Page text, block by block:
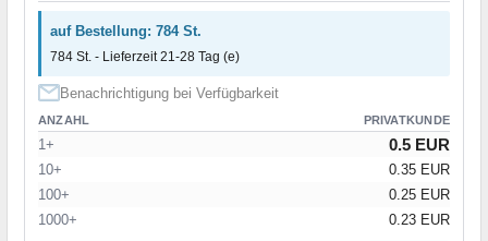
auf Bestellung: 784 St.
784 St. - Lieferzeit 21-28 Tag (e)
Benachrichtigung bei Verfügbarkeit
ANZAHL PRIVATKUNDE
1+ 0.5 EUR
10+
0.35 EUR
100+
0.25 EUR
1000+
0.23 EUR